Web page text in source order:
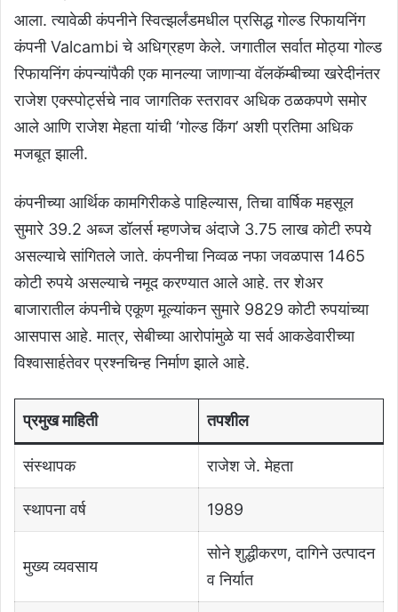
आला. त्यावेळी कंपनीने स्वित्झर्लंडमधील प्रसिद्ध गोल्ड रिफायनिंग
कंपनी Valcambi चे अधिग्रहण केले. जगातील सर्वात मोठ्या गोल्ड
रिफायनिंग कंपन्यांपैकी एक मानल्या जाणाऱ्या वॅलकॅम्बीच्या खरेदीनंतर
राजेश एक्स्पोर्ट्सचे नाव जागतिक स्तरावर अधिक ठळकपणे समोर
आले आणि राजेश मेहता यांची ‘गोल्ड किंग’ अशी प्रतिमा अधिक
मजबूत झाली.
कंपनीच्या आर्थिक कामगिरीकडे पाहिल्यास, तिचा वार्षिक महसूल
सुमारे 39.2 अब्ज डॉलर्स म्हणजेच अंदाजे 3.75 लाख कोटी रुपये
असल्याचे सांगितले जाते. कंपनीचा निव्वळ नफा जवळपास 1465
कोटी रुपये असल्याचे नमूद करण्यात आले आहे. तर शेअर
बाजारातील कंपनीचे एकूण मूल्यांकन सुमारे 9829 कोटी रुपयांच्या
आसपास आहे. मात्र, सेबीच्या आरोपांमुळे या सर्व आकडेवारीच्या
विश्वासार्हतेवर प्रश्नचिन्ह निर्माण झाले आहे.
प्रमुख माहिती तपशील
संस्थापक राजेश जे. मेहता
स्थापना वर्ष 1989
मुख्य व्यवसाय
सोने शुद्धीकरण, दागिने उत्पादन
व निर्यात